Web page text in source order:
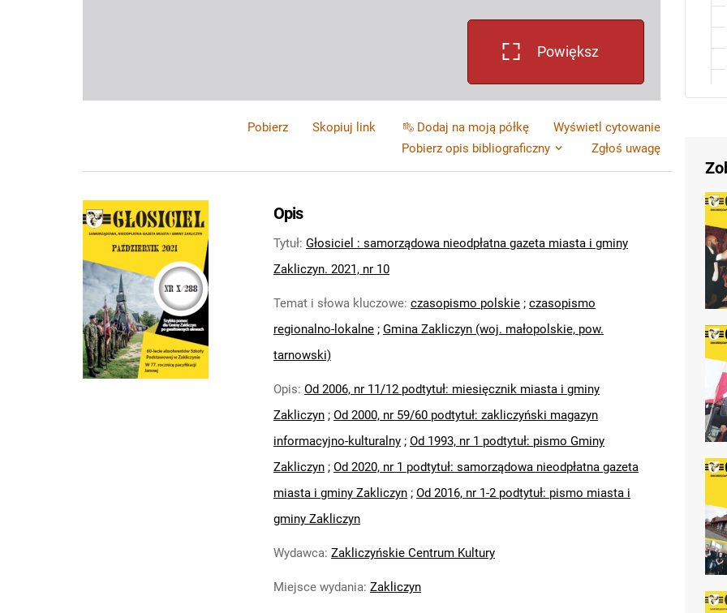
Powiększ
Pobierz Skopiuj link Dodaj na moją półkę
Wyświetl cytowanie
Pobierz opis bibliograficzny
Zgłoś uwagę
Opis
Tytuł: Głosiciel : samorządowa nieodpłatna gazeta miasta i gminy
Zakliczyn. 2021, nr 10
Temat i słowa kluczowe: czasopismo polskie ; czasopismo
regionalno-lokalne ; Gmina Zakliczyn (woj. małopolskie, pow.
tarnowski)
Opis: Od 2006, nr 11/12 podtytuł: miesięcznik miasta i gminy
Zakliczyn ; Od 2000, nr 59/60 podtytuł: zakliczyński magazyn
informacyjno-kulturalny ; Od 1993, nr 1 podtytuł: pismo Gminy
Zakliczyn ; Od 2020, nr 1 podtytuł: samorządowa nieodpłatna gazeta
miasta i gminy Zakliczyn ; Od 2016, nr 1-2 podtytuł: pismo miasta i
gminy Zakliczyn
Wydawca: Zakliczyńskie Centrum Kultury
Miejsce wydania: Zakliczyn